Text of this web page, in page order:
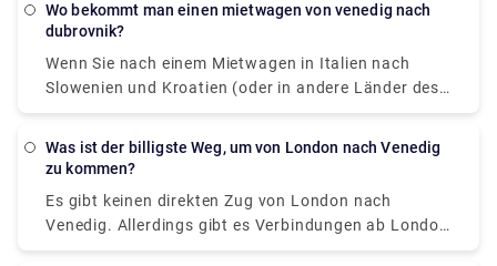
den Alilaguna Water Bus direkt vom Flughafen und
Unterkunft aus.
wo bekommt man einen mietwagen von venedig nach
dubrovnik?
Wenn Sie nach einem Mietwagen in Italien nach
Slowenien und Kroatien (oder in andere Länder des
Balkans) suchen, können Sie beispielsweise einen
nehmen. ... Sie dürfen innerhalb der EU, Schweiz,
Norwegen, Kroatien, Bosnien, Serbien, Montenegro
und Mazedonien kostenlos fahren.
Was ist der billigste Weg, um von London nach Venedig
zu kommen?
Es gibt keinen direkten Zug von London nach
Venedig. Allerdings gibt es Verbindungen ab London
St Pancras Eurostar nach Venezia S. Lucia über